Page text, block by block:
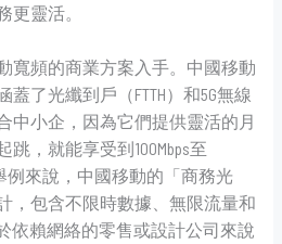
更靈活。
寬頻的商業方案入手。中國移動
了光纖到戶（FTTH）和5G無線
中小企，因為它們提供靈活的月
，就能享受到100Mbps至
例來說，中國移動的「商務光
，包含不限時數據、無限流量和
依賴網絡的零售或設計公司來說